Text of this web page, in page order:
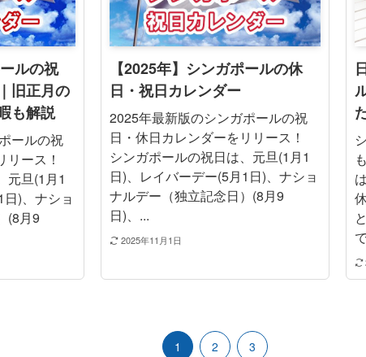
ルの祝
旧正月の
も解説
ールの祝
リース！
元旦(1月1
)、ナショ
(8月9
【2025年】シンガポールの休
日・祝日カレンダー
2025年最新版のシンガポールの祝
日・休日カレンダーをリリース！
シンガポールの祝日は、元旦(1月1
日)、レイバーデー(5月1日)、ナショ
ナルデー（独立記念日）(8月9
日)、...
2025年11月1日
1 2 3